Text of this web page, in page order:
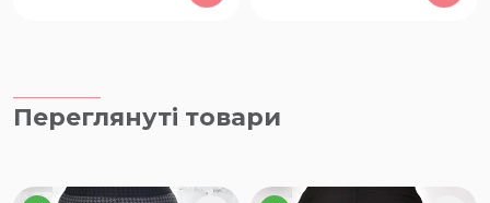
Переглянуті товари